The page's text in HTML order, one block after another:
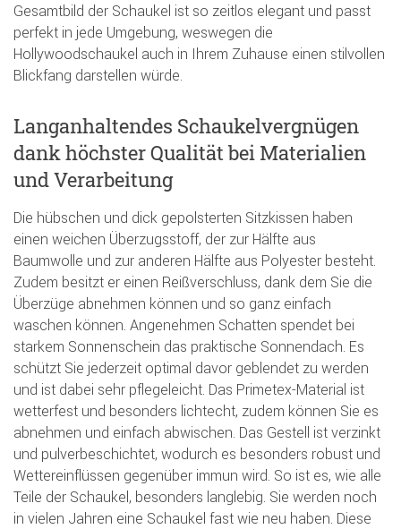
Gesamtbild der Schaukel ist so zeitlos elegant und passt
perfekt in jede Umgebung, weswegen die
Hollywoodschaukel auch in Ihrem Zuhause einen stilvollen
Blickfang darstellen würde.
Langanhaltendes Schaukelvergnügen
dank höchster Qualität bei Materialien
und Verarbeitung
Die hübschen und dick gepolsterten Sitzkissen haben
einen weichen Überzugsstoff, der zur Hälfte aus
Baumwolle und zur anderen Hälfte aus Polyester besteht.
Zudem besitzt er einen Reißverschluss, dank dem Sie die
Überzüge abnehmen können und so ganz einfach
waschen können. Angenehmen Schatten spendet bei
starkem Sonnenschein das praktische Sonnendach. Es
schützt Sie jederzeit optimal davor geblendet zu werden
und ist dabei sehr pflegeleicht. Das Primetex-Material ist
wetterfest und besonders lichtecht, zudem können Sie es
abnehmen und einfach abwischen. Das Gestell ist verzinkt
und pulverbeschichtet, wodurch es besonders robust und
Wettereinflüssen gegenüber immun wird. So ist es, wie alle
Teile der Schaukel, besonders langlebig. Sie werden noch
in vielen Jahren eine Schaukel fast wie neu haben. Diese